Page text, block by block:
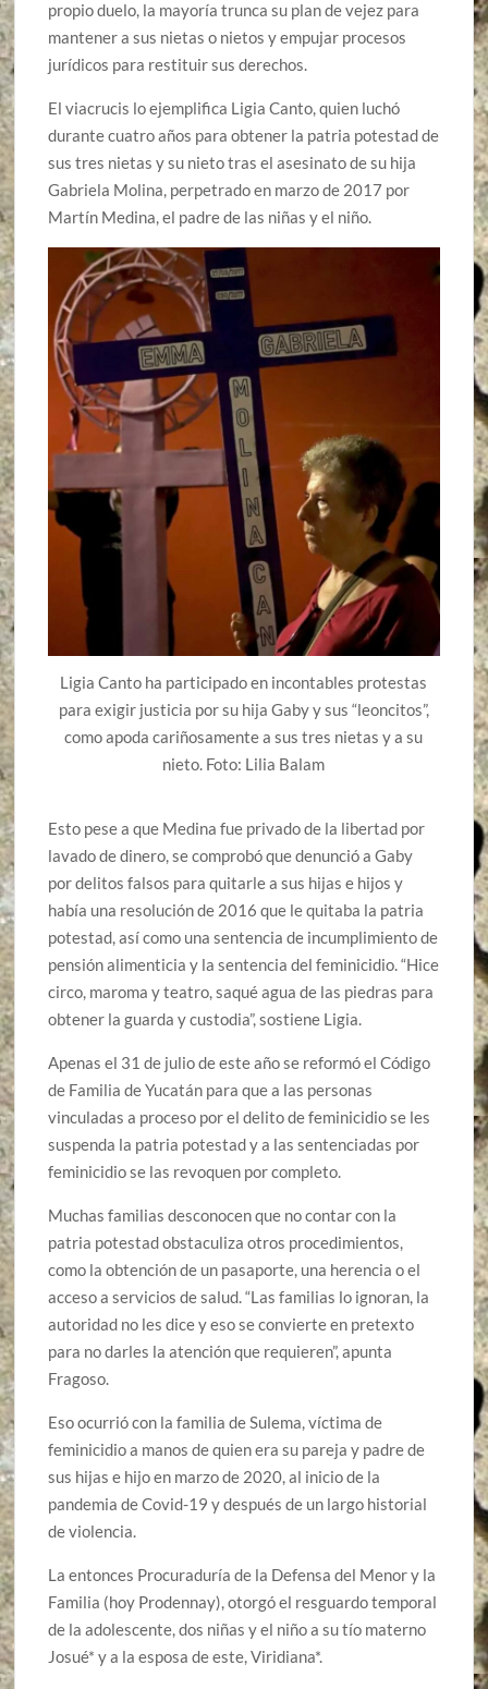
propio duelo, la mayoría trunca su plan de vejez para
mantener a sus nietas o nietos y empujar procesos
jurídicos para restituir sus derechos.
El viacrucis lo ejemplifica Ligia Canto, quien luchó
durante cuatro años para obtener la patria potestad de
sus tres nietas y su nieto tras el asesinato de su hija
Gabriela Molina, perpetrado en marzo de 2017 por
Martín Medina, el padre de las niñas y el niño.
Ligia Canto ha participado en incontables protestas
para exigir justicia por su hija Gaby y sus “leoncitos”,
como apoda cariñosamente a sus tres nietas y a su
nieto. Foto: Lilia Balam
Esto pese a que Medina fue privado de la libertad por
lavado de dinero, se comprobó que denunció a Gaby
por delitos falsos para quitarle a sus hijas e hijos y
había una resolución de 2016 que le quitaba la patria
potestad, así como una sentencia de incumplimiento de
pensión alimenticia y la sentencia del feminicidio. “Hice
circo, maroma y teatro, saqué agua de las piedras para
obtener la guarda y custodia”, sostiene Ligia.
Apenas el 31 de julio de este año se reformó el Código
de Familia de Yucatán para que a las personas
vinculadas a proceso por el delito de feminicidio se les
suspenda la patria potestad y a las sentenciadas por
feminicidio se las revoquen por completo.
Muchas familias desconocen que no contar con la
patria potestad obstaculiza otros procedimientos,
como la obtención de un pasaporte, una herencia o el
acceso a servicios de salud. “Las familias lo ignoran, la
autoridad no les dice y eso se convierte en pretexto
para no darles la atención que requieren”, apunta
Fragoso.
Eso ocurrió con la familia de Sulema, víctima de
feminicidio a manos de quien era su pareja y padre de
sus hijas e hijo en marzo de 2020, al inicio de la
pandemia de Covid-19 y después de un largo historial
de violencia.
La entonces Procuraduría de la Defensa del Menor y la
Familia (hoy Prodennay), otorgó el resguardo temporal
de la adolescente, dos niñas y el niño a su tío materno
Josué* y a la esposa de este, Viridiana*.